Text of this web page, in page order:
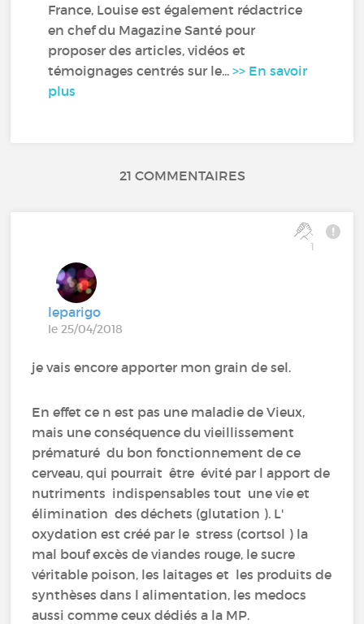
France, Louise est également rédactrice
en chef du Magazine Santé pour
proposer des articles, vidéos et
témoignages centrés sur le...>> En savoir
plus
21 COMMENTAIRES
1
leparigo
le 25/04/2018
je vais encore apporter mon grain de sel.
En effet ce n est pas une maladie de Vieux,
mais une conséquence du vieillissement
prématuré du bon fonctionnement de ce
cerveau, qui pourrait être évité par l apport de
nutriments indispensables tout une vie et
élimination des déchets (glutation ). L'
oxydation est créé par le stress (cortsol ) la
mal bouf excès de viandes rouge, le sucre
véritable poison, les laitages et les produits de
synthèses dans l alimentation, les medocs
aussi comme ceux dédiés a la MP.